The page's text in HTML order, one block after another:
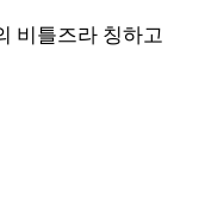
비틀즈라 칭하고